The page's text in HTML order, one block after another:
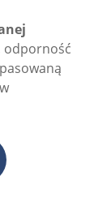
odporność